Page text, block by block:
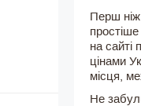
Перш ніж
на сайті
цінами
місця,
Не